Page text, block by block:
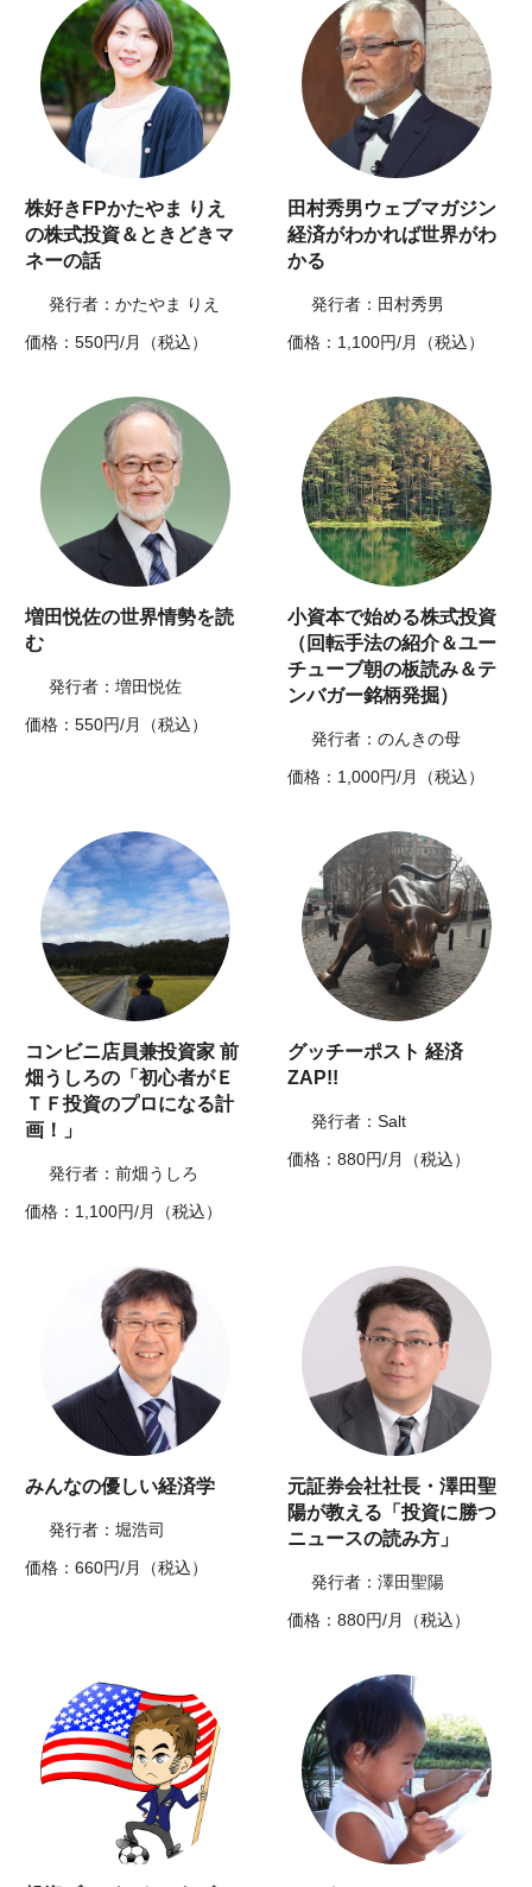
株好きFPかたやま りえ
の株式投資＆ときどきマ
ネーの話
発行者：かたやま りえ
価格：550円/月（税込）
田村秀男ウェブマガジン
経済がわかれば世界がわ
かる
発行者：田村秀男
価格：1,100円/月（税込）
増田悦佐の世界情勢を読
む
発行者：増田悦佐
価格：550円/月（税込）
小資本で始める株式投資
（回転手法の紹介＆ユー
チューブ朝の板読み＆テ
ンバガー銘柄発掘）
発行者：のんきの母
価格：1,000円/月（税込）
コンビニ店員兼投資家 前
畑うしろの「初心者がＥ
ＴＦ投資のプロになる計
画！」
発行者：前畑うしろ
価格：1,100円/月（税込）
グッチーポスト 経済
ZAP!!
発行者：Salt
価格：880円/月（税込）
みんなの優しい経済学
発行者：堀浩司
価格：660円/月（税込）
元証券会社社長・澤田聖
陽が教える「投資に勝つ
ニュースの読み方」
発行者：澤田聖陽
価格：880円/月（税込）